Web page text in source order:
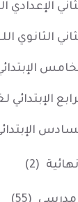
الإعدادي
الثانوي
الإبتدائي
(2)